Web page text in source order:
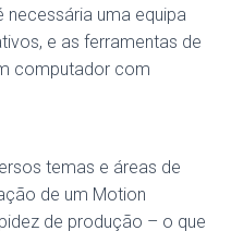
necessária uma equipa
e as ferramentas de
computador com
temas e áreas de
de um Motion
de produção – o que